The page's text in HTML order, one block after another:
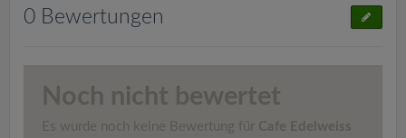
0 Bewertungen
Noch nicht bewertet
Es wurde noch keine Bewertung für Cafe Edelweiss